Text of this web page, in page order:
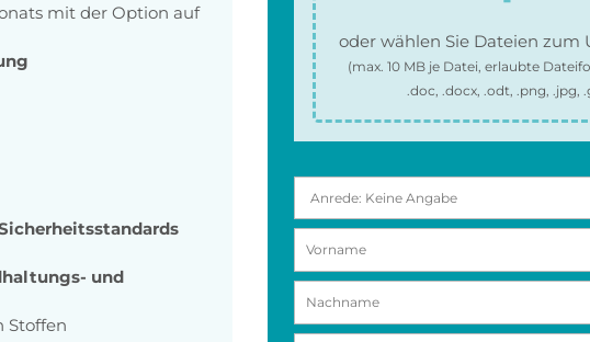
mit der Option auf
und
Stoffen
oder wählen Sie Dateien zum
(max.10 MB je Datei, erlaubte
.doc, .docx, .odt, .png, .jpg,